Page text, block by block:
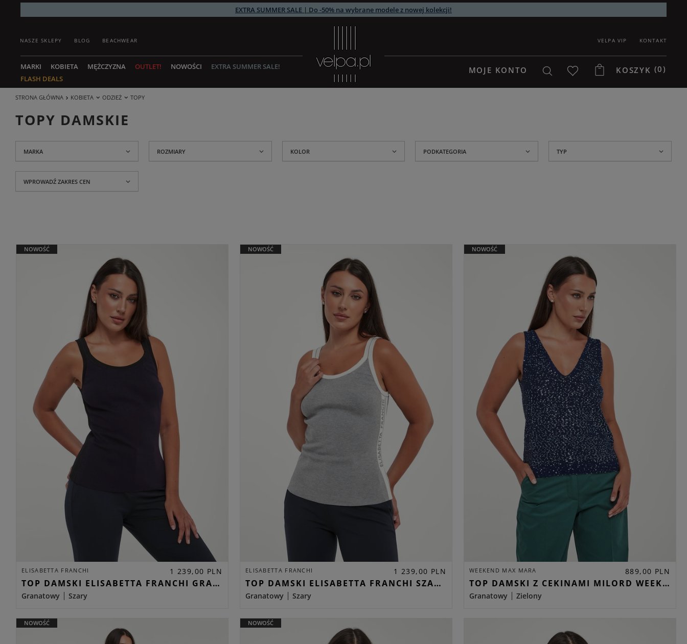
EXTRA SUMMER SALE | Do -50% na wybrane modele z nowej kolekcji!
NASZE SKLEPY BLOG BEACHWEAR KONTAKT
VELPA VIP
MARKI KOBIETA MĘŻCZYZNA OUTLET! NOWOŚCI
EXTRA SUMMER SALE!
FLASH DEALS
MOJE KONTO KOSZYK (0)
STRONA GŁÓWNA KOBIETA ODZIEŻ TOPY
TOPY DAMSKIE
MARKA ROZMIARY KOLOR PODKATEGORIA TYP
WPROWADŹ ZAKRES CEN
NOWOŚĆ
ELISABETTA FRANCHI 1 239,00 PLN
TOP DAMSKI ELISABETTA FRANCHI GRANATOWY REGULAR
Granatowy Szary
NOWOŚĆ
ELISABETTA FRANCHI 1 239,00 PLN
TOP DAMSKI ELISABETTA FRANCHI SZARY REGULAR
Granatowy Szary
NOWOŚĆ
WEEKEND MAX MARA 889,00 PLN
TOP DAMSKI Z CEKINAMI MILORD WEEKEND MAX MARA GRANATOWY REGULAR
Granatowy Zielony
NOWOŚĆ NOWOŚĆ